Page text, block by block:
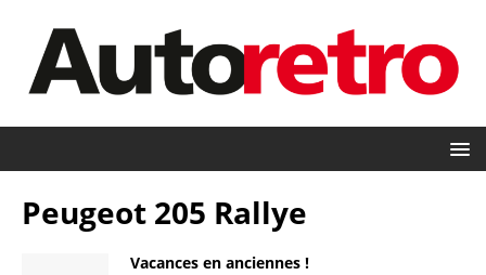
Peugeot 205 Rallye
Vacances en anciennes !